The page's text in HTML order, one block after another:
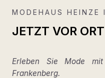
MODEHAUS HEINZE
JETZT VOR
Erleben Sie Mode
Frankenberg.